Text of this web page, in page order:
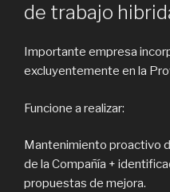
de trabajo
Importante empresa
excluyentemente en la
Funcione a realizar:
Mantenimiento proactivo
de la Compañía +
propuestas de mejora.